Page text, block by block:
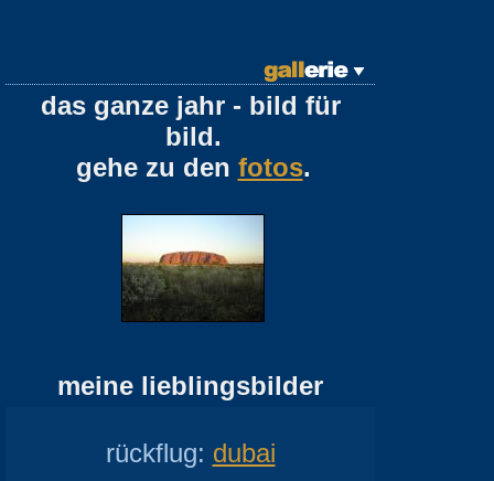
das ganze jahr - bild für
bild.
gehe zu den fotos.
meine lieblingsbilder
rückflug: dubai